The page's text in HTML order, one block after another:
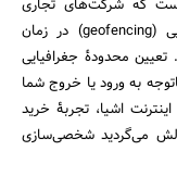
است که شرکت‌های تجاری
می‌توانند با استفاده از تعیین محدودۀ جغرافیایی (geofencing) در زمان
محدودۀ جغرافیایی
به ورود یا خروج شما
اشیا، تجربۀ خرید
می‌گردید شخصی‌سازی